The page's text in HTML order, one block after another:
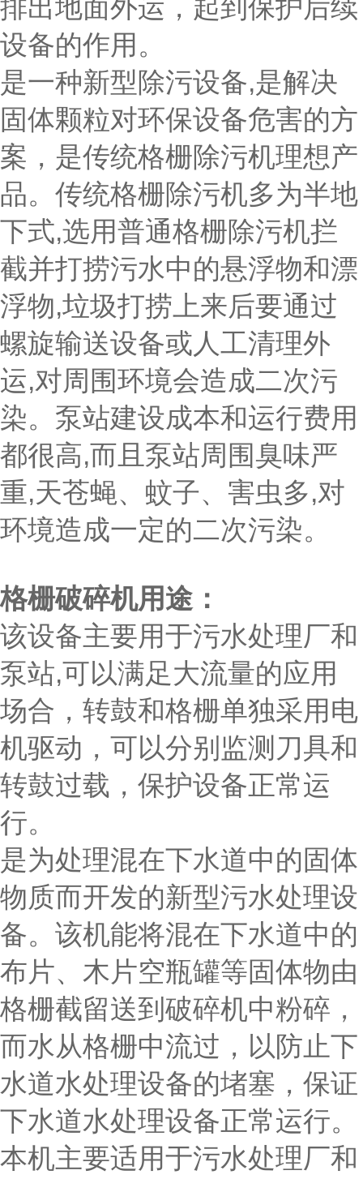
排出地面外运，起到保护后续
设备的作用。
是一种新型除污设备,是解决
固体颗粒对环保设备危害的方
案，是传统格栅除污机理想产
品。传统格栅除污机多为半地
下式,选用普通格栅除污机拦
截并打捞污水中的悬浮物和漂
浮物,垃圾打捞上来后要通过
螺旋输送设备或人工清理外
运,对周围环境会造成二次污
染。泵站建设成本和运行费用
都很高,而且泵站周围臭味严
重,天苍蝇、蚊子、害虫多,对
环境造成一定的二次污染。
格栅破碎机用途：
该设备主要用于污水处理厂和
泵站,可以满足大流量的应用
场合，转鼓和格栅单独采用电
机驱动，可以分别监测刀具和
转鼓过载，保护设备正常运
行。
是为处理混在下水道中的固体
物质而开发的新型污水处理设
备。该机能将混在下水道中的
布片、木片空瓶罐等固体物由
格栅截留送到破碎机中粉碎，
而水从格栅中流过，以防止下
水道水处理设备的堵塞，保证
下水道水处理设备正常运行。
本机主要适用于污水处理厂和